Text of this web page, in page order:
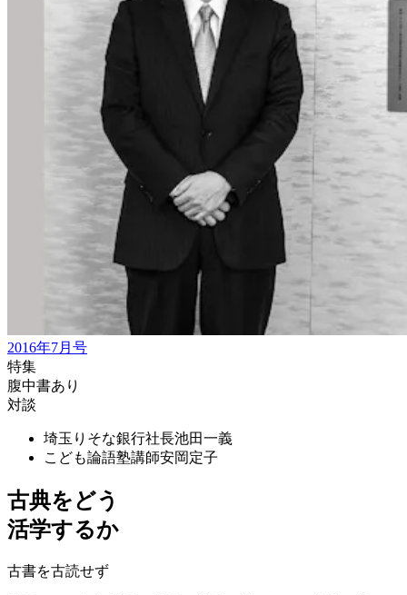
2016年7月号
特集
腹中書あり
対談
埼玉りそな銀行社長池田一義
こども論語塾講師安岡定子
古典をどう
活学するか
古書を古読せず